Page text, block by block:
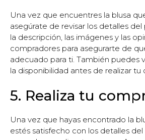
Una vez que encuentres la blusa
asegúrate de revisar los detalles
la descripción, las imágenes y las
compradores para asegurarte de
adecuado para ti. También puedes
la disponibilidad antes de realizar tu
5. Realiza tu
Una vez que hayas encontrado la
estés satisfecho con los detalles